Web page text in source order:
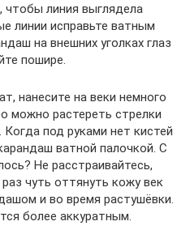
чтобы линия выглядела
линии исправьте ватным
на внешних уголках глаз
пошире.
нанесите на веки немного
можно растереть стрелки
Когда под руками нет кистей
ватной палочкой. С
Не расстраивайтесь,
чуть оттянуть кожу век
и во время растушёвки.
более аккуратным.